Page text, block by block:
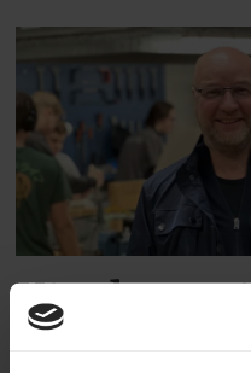
Utreder